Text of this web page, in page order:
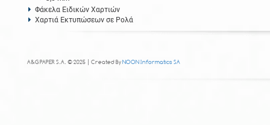
Φάκελα Ειδικών Χαρτιών
Χαρτιά Εκτυπώσεων σε Ρολά
A&G PAPER S.A. © 2025 | Created ByNOON Informatics SA